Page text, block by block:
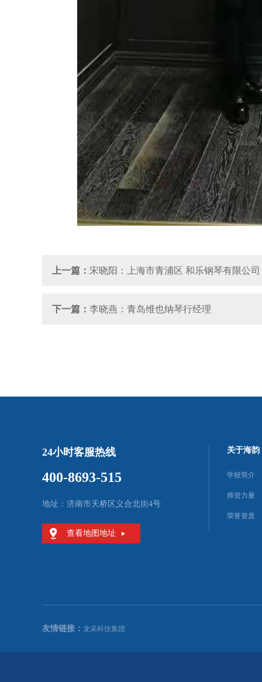
上一篇： 宋晓阳：上海市青浦区 和乐钢琴有限公
下一篇： 李晓燕：青岛维也纳琴行经理
24小时客服热线
400-8693-515
地址：济南市天桥区义合北街4号
查看地图地址
关于海韵
学校简介
师资力量
荣誉资质
友情链接： 龙采科技集团